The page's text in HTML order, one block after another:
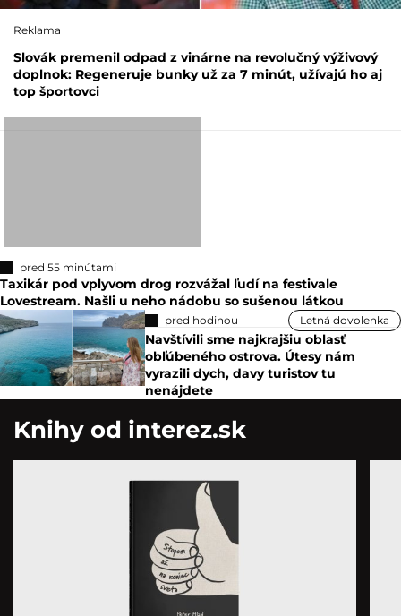
Reklama
Slovák premenil odpad z vinárne na revolučný výživový
doplnok: Regeneruje bunky už za 7 minút, užívajú ho aj
top športovci
pred 55 minútami
Taxikár pod vplyvom drog rozvážal ľudí na festivale
Lovestream. Našli u neho nádobu so sušenou látkou
pred hodinou Letná dovolenka
Navštívili sme najkrajšiu oblasť
obľúbeného ostrova. Útesy nám
vyrazili dych, davy turistov tu
nenájdete
Knihy od interez.sk